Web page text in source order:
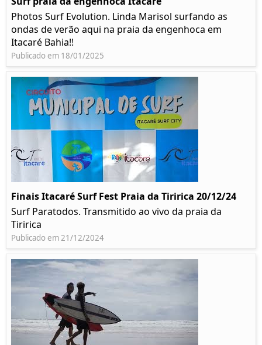
Photos Surf Evolution. Linda Marisol surfando as
ondas de verão aqui na praia da engenhoca em
Itacaré Bahia!!
Publicado em 18/01/2025
Finais Itacaré Surf Fest Praia da Tiririca 20/12/24
Surf Paratodos. Transmitido ao vivo da praia da
Tiririca
Publicado em 21/12/2024